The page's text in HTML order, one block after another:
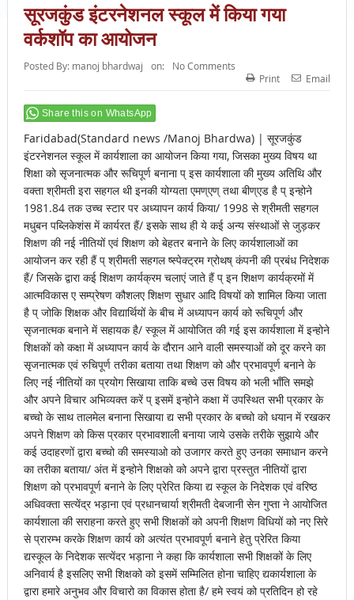
सूरजकुंड इंटरनेशनल स्कूल में किया गया
वर्कशॉप का आयोजन
Posted By: manoj bhardwaj on:
No Comments
Print
Email
Share this on WhatsApp
Faridabad(Standard news /Manoj Bhardwa) | सूरजकुंड
इंटरनेशनल स्कूल में कार्यशाला का आयोजन किया गया, जिसका मुख्य विषय था
शिक्षा को सृजनात्मक और रूचिपूर्ण बनाना प् इस कार्यशाला की मुख्य अतिथि और
वक्ता श्रीमती इरा सहगल थी इनकी योग्यता एमण्एण् तथा बीण्एड है प् इन्होने
1981.84 तक उच्च स्टार पर अध्यापन कार्य किया/ 1998 से श्रीमती सहगल
मधुबन पब्लिकेशंस में कार्यरत हैं/ इसके साथ ही ये कई अन्य संस्थाओं से जुड़कर
शिक्षण की नई नीतियों एवं शिक्षण को बेहतर बनाने के लिए कार्यशालाओं का
आयोजन कर रही हैं प् श्रीमती सहगल ष्स्पेक्ट्रम ग्रोथष् कंपनी की प्रबंध निदेशक
हैं/ जिसके द्वारा कई शिक्षण कार्यक्रम चलाएं जाते हैं प् इन शिक्षण कार्यक्रमों में
आत्मविकास ए सम्प्रेषण कौशलए शिक्षण सुधार आदि विषयों को शामिल किया जाता
है प् जोकि शिक्षक और विद्यार्थियों के बीच में अध्यापन कार्य को रूचिपूर्ण और
सृजनात्मक बनाने में सहायक है/ स्कूल में आयोजित की गई इस कार्यशाला में इन्होने
शिक्षकों को कक्षा में अध्यापन कार्य के दौरान आने वाली समस्याओं को दूर करने का
सृजनात्मक एवं रुचिपूर्ण तरीका बताया तथा शिक्षण को और प्रभावपूर्ण बनाने के
लिए नई नीतियों का प्रयोग सिखाया ताकि बच्चे उस विषय को भली भाँति समझे
और अपने विचार अभिव्यक्त करें प् इसमें इन्होने कक्षा में उपस्थित सभी प्रकार के
बच्चो के साथ तालमेल बनाना सिखाया द्य सभी प्रकार के बच्चो को धयान में रखकर
अपने शिक्षण को किस प्रकार प्रभावशाली बनाया जाये उसके तरीके सुझाये और
कई उदाहरणों द्वारा बच्चो की समस्याओ को उजागर करते हुए उनका समाधान करने
का तरीका बताया/ अंत में इन्होने शिक्षको को अपने द्वारा प्रस्तुत नीतियों द्वारा
शिक्षण को प्रभावपूर्ण बनाने के लिए प्रेरित किया द्य स्कूल के निदेशक एवं वरिष्ठ
अधिवक्ता सत्येंद्र भड़ाना एवं प्रधानचार्या श्रीमती देबजानी सेन गुप्ता ने आयोजित
कार्यशाला की सराहना करते हुए सभी शिक्षकों को अपनी शिक्षण विधियों को नए सिरे
से प्रारम्भ करके शिक्षण कार्य को अत्यंत प्रभावपूर्ण बनाने हेतु प्रेरित किया
द्यस्कूल के निदेशक सत्येंदर भड़ाना ने कहा कि कार्यशाला सभी शिक्षकों के लिए
अनिवार्य है इसलिए सभी शिक्षको को इसमें सम्मिलित होना चाहिए द्यकार्यशाला के
द्वारा हमारे अनुभव और विचारो का विकास होता है/ हमे स्वयं को प्रतिदिन हो रहे